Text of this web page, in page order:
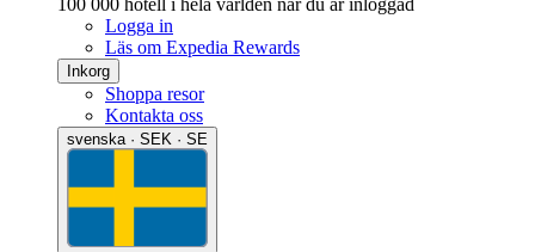
100 000 hotell i hela världen när du är inloggad
Logga in
Läs om Expedia Rewards
Inkorg
Shoppa resor
Kontakta oss
svenska · SEK · SE